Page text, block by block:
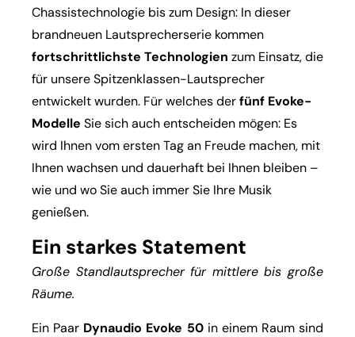
Chassistechnologie bis zum Design: In dieser
brandneuen Lautsprecherserie kommen
fortschrittlichste Technologien zum Einsatz, die
für unsere Spitzenklassen-Lautsprecher
entwickelt wurden. Für welches derfünf Evoke-
Modelle Sie sich auch entscheiden mögen: Es
wird Ihnen vom ersten Tag an Freude machen, mit
Ihnen wachsen und dauerhaft bei Ihnen bleiben –
wie und wo Sie auch immer Sie Ihre Musik
genießen.
Ein starkes Statement
Große Standlautsprecher für mittlere bis große
Räume.
Ein Paar Dynaudio Evoke 50in einem Raum sind